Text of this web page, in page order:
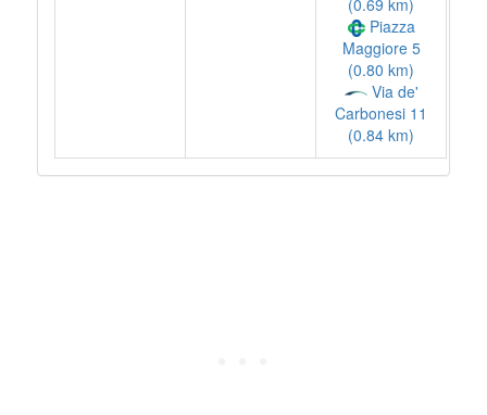
Piazza
Maggiore 5
(0.80 km)
Via de'
Carbonesi 11
(0.84 km)